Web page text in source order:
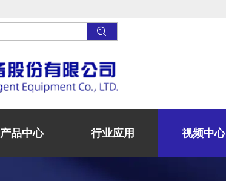
产品中心 行业应用 视频中心